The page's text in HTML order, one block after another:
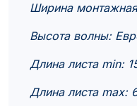
Ширина
Высота волны:
Длина листа min:
Длина листа max: